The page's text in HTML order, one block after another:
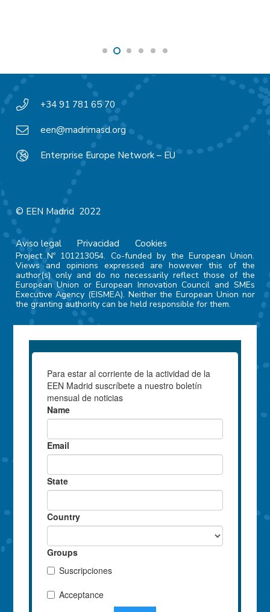
+34 91 781 65 70
een@madrimasd.org
Enterprise Europe Network – EU
© EEN Madrid 2022
Aviso legal Privacidad Cookies
Project Nº 101213054. Co-funded by the European Union.
Views and opinions expressed are however this of the
author(s) only and do no necessarily reflect those of the
European Union or European Innovation Council and SMEs
Executive Agency (EISMEA). Neither the European Union nor
the granting authority can be held responsible for them.